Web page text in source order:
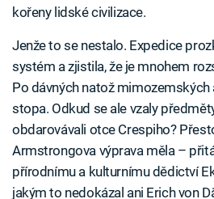
kořeny lidské civilizace.
Jenže to se nestalo. Expedice
systém a zjistila, že je mnohem
Po dávných natož
stopa. Odkud se ale vzaly
obdarovávali otce Crespiho?
Armstrongova výprava měla –
přírodnímu a kulturnímu dědictví
jakým to nedokázal ani Erich von